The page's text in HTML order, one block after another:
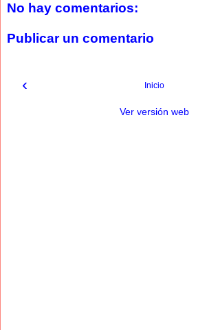
No hay comentarios:
Publicar un comentario
‹ Inicio
Ver versión web